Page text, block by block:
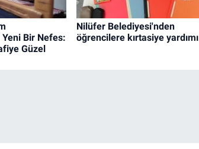
Yeni Bir Nefes:
Güzel
Nilüfer Belediyesi'nden
öğrencilere kırtasiye yardımı